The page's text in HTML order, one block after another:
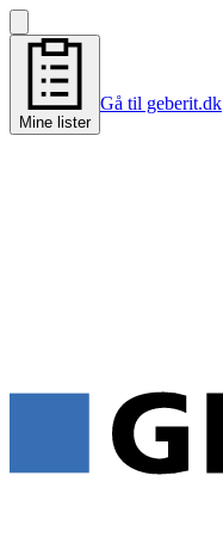
Mine lister
Gå til geberit.dk